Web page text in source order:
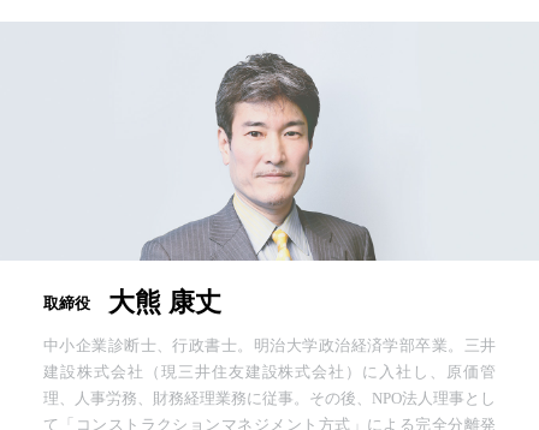
取締役 大熊 康丈
中小企業診断士、行政書士。明治大学政治経済学部卒業。三井
建設株式会社（現三井住友建設株式会社）に入社し、原価管
理、人事労務、財務経理業務に従事。その後、NPO法人理事とし
て「コンストラクションマネジメント方式」による完全分離発